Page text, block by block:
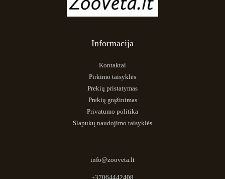
Informacija
Kontaktai
Pirkimo taisyklės
Prekių pristatymas
Prekių grąžinimas
Privatumo politika
Slapukų naudojimo taisyklės
info@zooveta.lt